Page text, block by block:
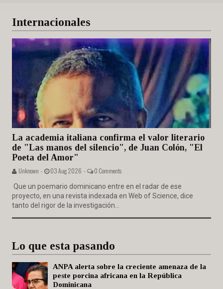
Internacionales
La academia italiana confirma el valor literario
de "Las manos del silencio", de Juan Colón, "El
Poeta del Amor"
Unknown - 03 Aug 2026 - 0 Comments
Que un poemario dominicano entre en el radar de ese
proyecto, en una revista indexada en Web of Science, dice
tanto del rigor de la investigación...
Lo que esta pasando
ANPA alerta sobre la creciente amenaza de la
peste porcina africana en la República
Dominicana